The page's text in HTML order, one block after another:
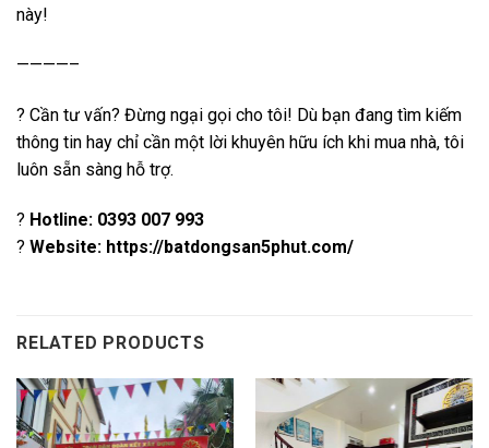
này!
————–
? Cần tư vấn? Đừng ngại gọi cho tôi! Dù bạn đang tìm kiếm
thông tin hay chỉ cần một lời khuyên hữu ích khi mua nhà, tôi
luôn sẵn sàng hỗ trợ.
? Hotline: 0393 007 993
? Website: https://batdongsan5phut.com/
RELATED PRODUCTS